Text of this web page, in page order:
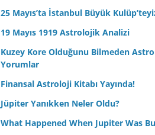
25 Mayıs’ta İstanbul Büyük
19 Mayıs 1919 Astrolojik Analizi
Kuzey Kore Olduğunu Bilmeden
Yorumlar
Finansal Astroloji Kitabı Yayında!
Jüpiter Yanıkken Neler Oldu?
What Happened When Jupiter Was